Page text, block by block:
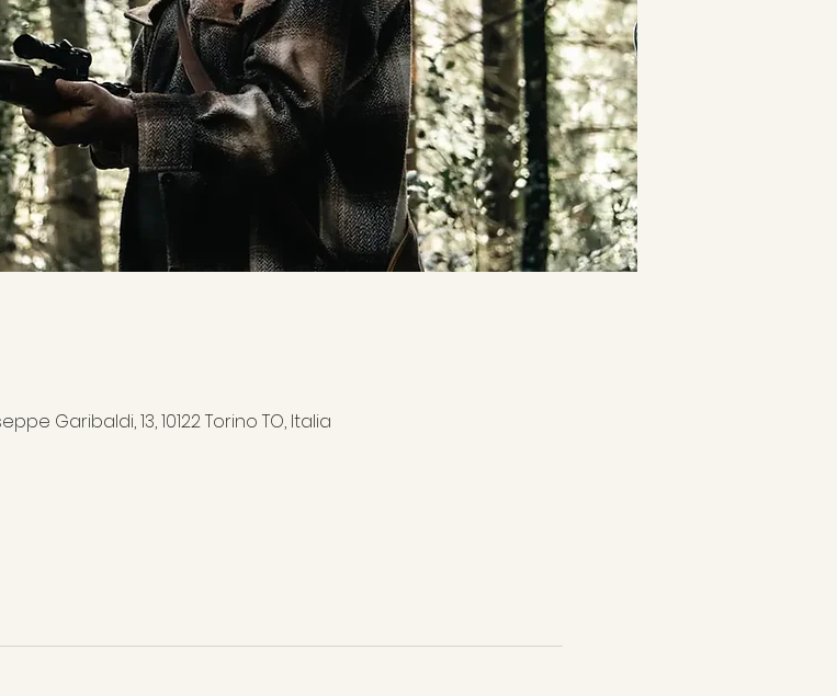
Garibaldi, 13, 10122 Torino TO, Italia